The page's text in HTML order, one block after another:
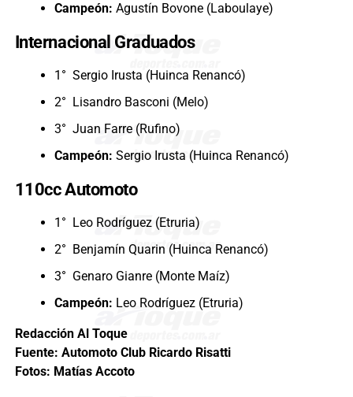
Campeón: Agustín Bovone (Laboulaye)
Internacional Graduados
1° Sergio Irusta (Huinca Renancó)
2° Lisandro Basconi (Melo)
3° Juan Farre (Rufino)
Campeón: Sergio Irusta (Huinca Renancó)
110cc Automoto
1° Leo Rodríguez (Etruria)
2° Benjamín Quarin (Huinca Renancó)
3° Genaro Gianre (Monte Maíz)
Campeón: Leo Rodríguez (Etruria)
Redacción Al Toque
Fuente: Automoto Club Ricardo Risatti
Fotos: Matías Accoto